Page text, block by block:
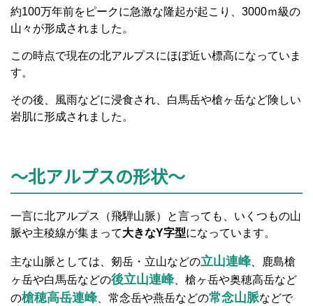
約100万年前をピークに急激な隆起が起こり、3000ｍ級の
山々が形成されました。
この時点で現在の北アルプスにほぼ近い標高になっていま
す。
その後、風雨などに浸食され、白馬岳や槍ヶ岳など険しい
岩肌に形成されました。
～北アルプスの形状～
一言に北アルプス（飛騨山脈）と言っても、いくつもの山
脈や主稜線が集まって大きなY字型になっています。
主な山脈としては、剱岳・立山などの立山連峰 、鹿島槍
ヶ岳や白馬岳などの後立山連峰 、槍ヶ岳や奥穂高岳など
の槍穂高岳連峰 、常念岳や燕岳などの常念山脈などで